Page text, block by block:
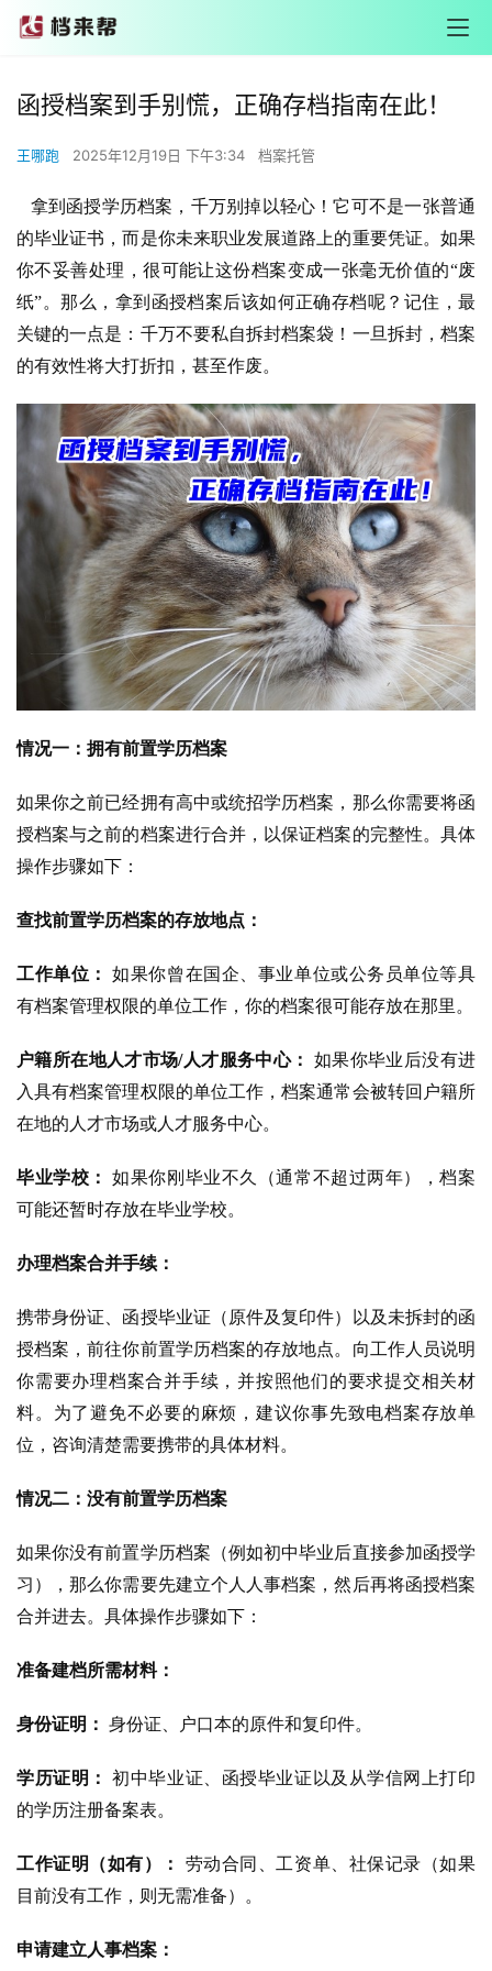
函授档案到手别慌，正确存档指南在此！
王哪跑 2025年12月19日 下午3:34 档案托管
拿到函授学历档案，千万别掉以轻心！它可不是一张普通
的毕业证书，而是你未来职业发展道路上的重要凭证。如果
你不妥善处理，很可能让这份档案变成一张毫无价值的“废
纸”。那么，拿到函授档案后该如何正确存档呢？记住，最
关键的一点是：千万不要私自拆封档案袋！一旦拆封，档案
的有效性将大打折扣，甚至作废。
情况一：拥有前置学历档案
如果你之前已经拥有高中或统招学历档案，那么你需要将函
授档案与之前的档案进行合并，以保证档案的完整性。具体
操作步骤如下：
查找前置学历档案的存放地点：
工作单位：
如果你曾在国企、事业单位或公务员单位等具
有档案管理权限的单位工作，你的档案很可能存放在那里。
户籍所在地人才市场/人才服务中心：
如果你毕业后没有进
入具有档案管理权限的单位工作，档案通常会被转回户籍所
在地的人才市场或人才服务中心。
毕业学校：
如果你刚毕业不久（通常不超过两年），档案
可能还暂时存放在毕业学校。
办理档案合并手续：
携带身份证、函授毕业证（原件及复印件）以及未拆封的函
授档案，前往你前置学历档案的存放地点。向工作人员说明
你需要办理档案合并手续，并按照他们的要求提交相关材
料。为了避免不必要的麻烦，建议你事先致电档案存放单
位，咨询清楚需要携带的具体材料。
情况二：没有前置学历档案
如果你没有前置学历档案（例如初中毕业后直接参加函授学
习），那么你需要先建立个人人事档案，然后再将函授档案
合并进去。具体操作步骤如下：
准备建档所需材料：
身份证明： 身份证、户口本的原件和复印件。
学历证明：
初中毕业证、函授毕业证以及从学信网上打印
的学历注册备案表。
工作证明（如有）：
劳动合同、工资单、社保记录（如果
目前没有工作，则无需准备）。
申请建立人事档案：